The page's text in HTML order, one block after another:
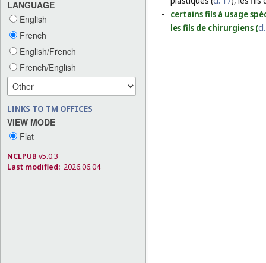
LANGUAGE
English
French
English/French
French/English
LINKS TO TM OFFICES
VIEW MODE
Flat
NCLPUB v5.0.3
Last modified: 2026.06.04
-
certains fils à usage
les fils de chirurgiens (